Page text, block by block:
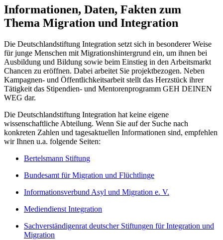
Informationen, Daten, Fakten zum
Thema Migration und Integration
Die Deutschlandstiftung Integration setzt sich in besonderer Weise
für junge Menschen mit Migrationshintergrund ein, um ihnen bei
Ausbildung und Bildung sowie beim Einstieg in den Arbeitsmarkt
Chancen zu eröffnen. Dabei arbeitet Sie projektbezogen. Neben
Kampagnen- und Öffentlichkeitsarbeit stellt das Herzstück ihrer
Tätigkeit das Stipendien- und Mentorenprogramm GEH DEINEN
WEG dar.
Die Deutschlandstiftung Integration hat keine eigene
wissenschaftliche Abteilung. Wenn Sie auf der Suche nach
konkreten Zahlen und tagesaktuellen Informationen sind, empfehlen
wir Ihnen u.a. folgende Seiten:
Bertelsmann Stiftung
Bundesamt für Migration und Flüchtlinge
Informationsverbund Asyl und Migration e. V.
Mediendienst Integration
Sachverständigenrat deutscher Stiftungen für Integration und
Migration